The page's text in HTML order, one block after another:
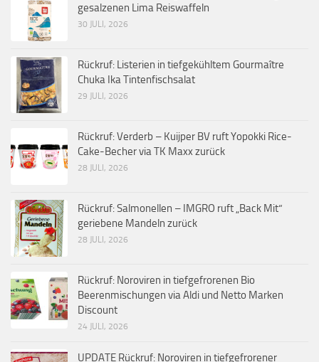
gesalzenen Lima Reiswaffeln
30 JULI, 2026
Rückruf: Listerien in tiefgekühltem Gourmaître
Chuka Ika Tintenfischsalat
29 JULI, 2026
Rückruf: Verderb – Kuijper BV ruft Yopokki Rice-
Cake-Becher via TK Maxx zurück
28 JULI, 2026
Rückruf: Salmonellen – IMGRO ruft „Back Mit“
geriebene Mandeln zurück
28 JULI, 2026
Rückruf: Noroviren in tiefgefrorenen Bio
Beerenmischungen via Aldi und Netto Marken
Discount
24 JULI, 2026
UPDATE Rückruf: Noroviren in tiefgefrorener